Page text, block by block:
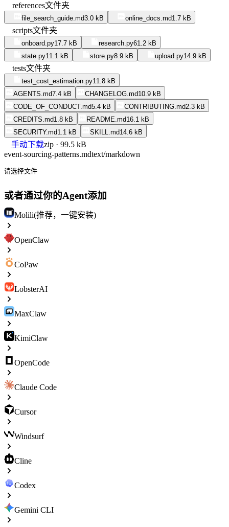
references文件夹
file_search_guide.md3.0 kB online_docs.md1.7 kB
scripts文件夹
onboard.py17.7 kB research.py61.2 kB
state.py11.1 kB store.py8.9 kB upload.py14.9 kB
tests文件夹
test_cost_estimation.py11.8 kB
AGENTS.md7.4 kB CHANGELOG.md10.9 kB
CODE_OF_CONDUCT.md5.4 kB CONTRIBUTING.md2.3 kB
CREDITS.md1.8 kB README.md16.1 kB
SECURITY.md1.1 kB SKILL.md14.6 kB
手动下载zip · 99.5 kB
event-sourcing-patterns.mdtext/markdown
请选择文件
或者通过你的Agent添加
Molili(推荐，一键安装)
OpenClaw
CoPaw
LobsterAI
MaxClaw
KimiClaw
OpenCode
Claude Code
Cursor
Windsurf
Cline
Codex
Gemini CLI